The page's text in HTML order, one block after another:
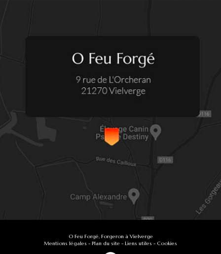
O Feu Forgé, Forgeron à Vielverge
Mentions légales - Plan du site - Liens utiles - Cookies